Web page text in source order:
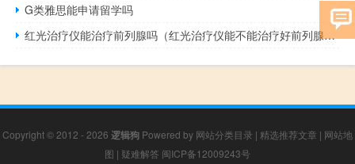
G类雅思能申请留学吗
红光治疗仪能治疗前列腺吗（红光治疗仪能不能治疗好前列腺疾病）
Copyright © 2012 - 2026 逻辑狗 Powered by 网站分类目录 | 精选推荐文章 | 网站地
图 | 疑难解答 闽ICP备12009243号